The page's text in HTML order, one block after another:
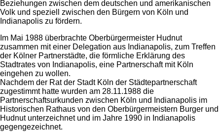
Beziehungen zwischen dem deutschen und amerikanischen
Volk und speziell zwischen den Bürgern von Köln und
Indianapolis zu fördern.
Im Mai 1988 überbrachte Oberbürgermeister Hudnut
zusammen mit einer Delegation aus Indianapolis, zum Treffen
der Kölner Partnerstädte, die förmliche Erklärung des
Stadtrates von Indianapolis, eine Partnerschaft mit Köln
eingehen zu wollen.
Nachdem der Rat der Stadt Köln der Städtepartnerschaft
zugestimmt hatte wurden am 28.11.1988 die
Partnerschaftsurkunden zwischen Köln und Indianapolis im
Historischen Rathaus von den Oberbürgermeistern Burger und
Hudnut unterzeichnet und im Jahre 1990 in Indianapolis
gegengezeichnet.